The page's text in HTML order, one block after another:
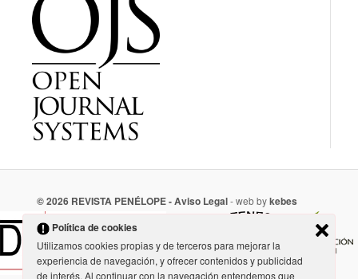
© 2026 REVISTA PENÉLOPE -Aviso Legal- web bykebes
Política de cookies
Utilizamos cookies propias y de terceros para mejorar la
experiencia de navegación, y ofrecer contenidos y publicidad
de interés. Al continuar con la navegación entendemos que